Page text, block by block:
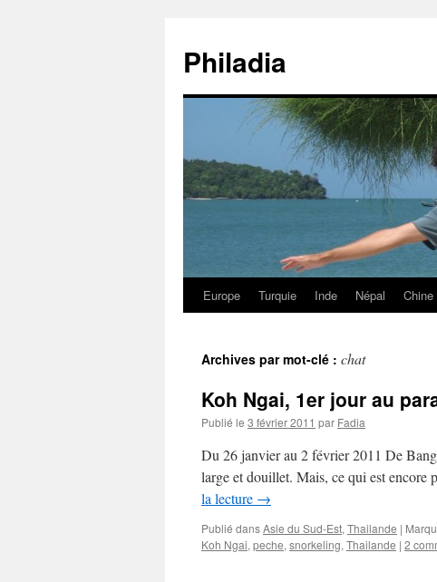
contenu
Philadia
Europe Turquie Inde Népal Chine
Archives par mot-clé : chat
Koh Ngai, 1er jour au
Publié le 3 février 2011 par Fadia
Du 26 janvier au 2 février 2011 De
large et douillet. Mais, ce qui est encore
la lecture →
Publié dansAsie du Sud-Est, Thailande |
Koh Ngai, peche, snorkeling, Thailande | 2